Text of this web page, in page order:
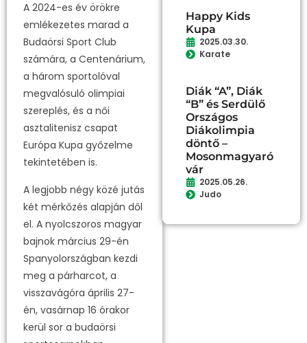
A 2024-es év örökre
emlékezetes marad a
Budaörsi Sport Club
számára, a Centenárium,
a három sportolóval
megvalósuló olimpiai
szereplés, és a női
asztalitenisz csapat
Európa Kupa győzelme
tekintetében is.
A legjobb négy közé jutás
két mérkőzés alapján dől
el. A nyolcszoros magyar
bajnok március 29-én
Spanyolországban kezdi
meg a párharcot, a
visszavágóra április 27-
én, vasárnap 16 órakor
kerül sor a budaörsi
Happy Kids
Kupa
2025.03.30.
Karate
Diák “A”, Diák
“B” és Serdülő
Országos
Diákolimpia
döntő –
Mosonmagyaró
vár
2025.05.26.
Judo